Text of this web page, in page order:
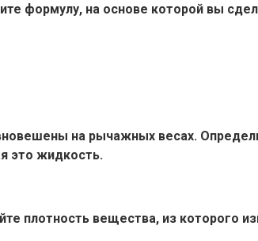
формулу, на основе которой вы
на рычажных весах.
это жидкость.
плотность вещества, из которого